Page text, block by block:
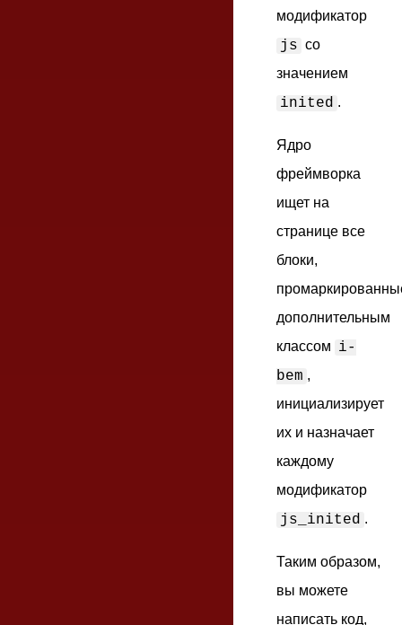
модификатор
js со
значением
inited .
Ядро
фреймворка
ищет на
странице все
блоки,
дополнительным
классом i-
bem ,
инициализирует
их и назначает
каждому
модификатор
js_inited .
Таким образом,
вы можете
написать код,